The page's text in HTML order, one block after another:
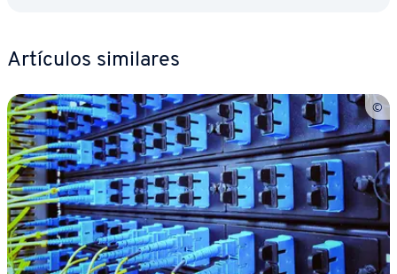
Artículos similares